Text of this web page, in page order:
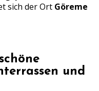
sich der Ort Göreme
und